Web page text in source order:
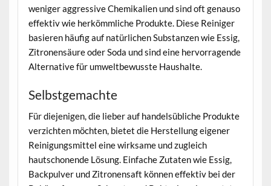
weniger aggressive Chemikalien und sind oft genauso
effektiv wie herkömmliche Produkte. Diese Reiniger
basieren häufig auf natürlichen Substanzen wie Essig,
Zitronensäure oder Soda und sind eine hervorragende
Alternative für umweltbewusste Haushalte.
Selbstgemachte
Für diejenigen, die lieber auf handelsübliche Produkte
verzichten möchten, bietet die Herstellung eigener
Reinigungsmittel eine wirksame und zugleich
hautschonende Lösung. Einfache Zutaten wie Essig,
Backpulver und Zitronensaft können effektiv bei der